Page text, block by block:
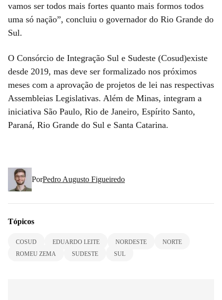
vamos ser todos mais fortes quanto mais formos todos
uma só nação”, concluiu o governador do Rio Grande do
Sul.
O Consórcio de Integração Sul e Sudeste (Cosud)existe
desde 2019, mas deve ser formalizado nos próximos
meses com a aprovação de projetos de lei nas respectivas
Assembleias Legislativas. Além de Minas, integram a
iniciativa São Paulo, Rio de Janeiro, Espírito Santo,
Paraná, Rio Grande do Sul e Santa Catarina.
PorPedro Augusto Figueiredo
Tópicos
COSUD EDUARDO LEITE NORDESTE
NORTE
ROMEU ZEMA
SUDESTE SUL